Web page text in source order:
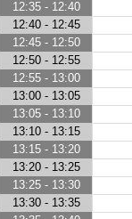
12:35 - 12:40
12:40 - 12:45
12:45 - 12:50
12:50 - 12:55
12:55 - 13:00
13:00 - 13:05
13:05 - 13:10
13:10 - 13:15
13:15 - 13:20
13:20 - 13:25
13:25 - 13:30
13:30 - 13:35